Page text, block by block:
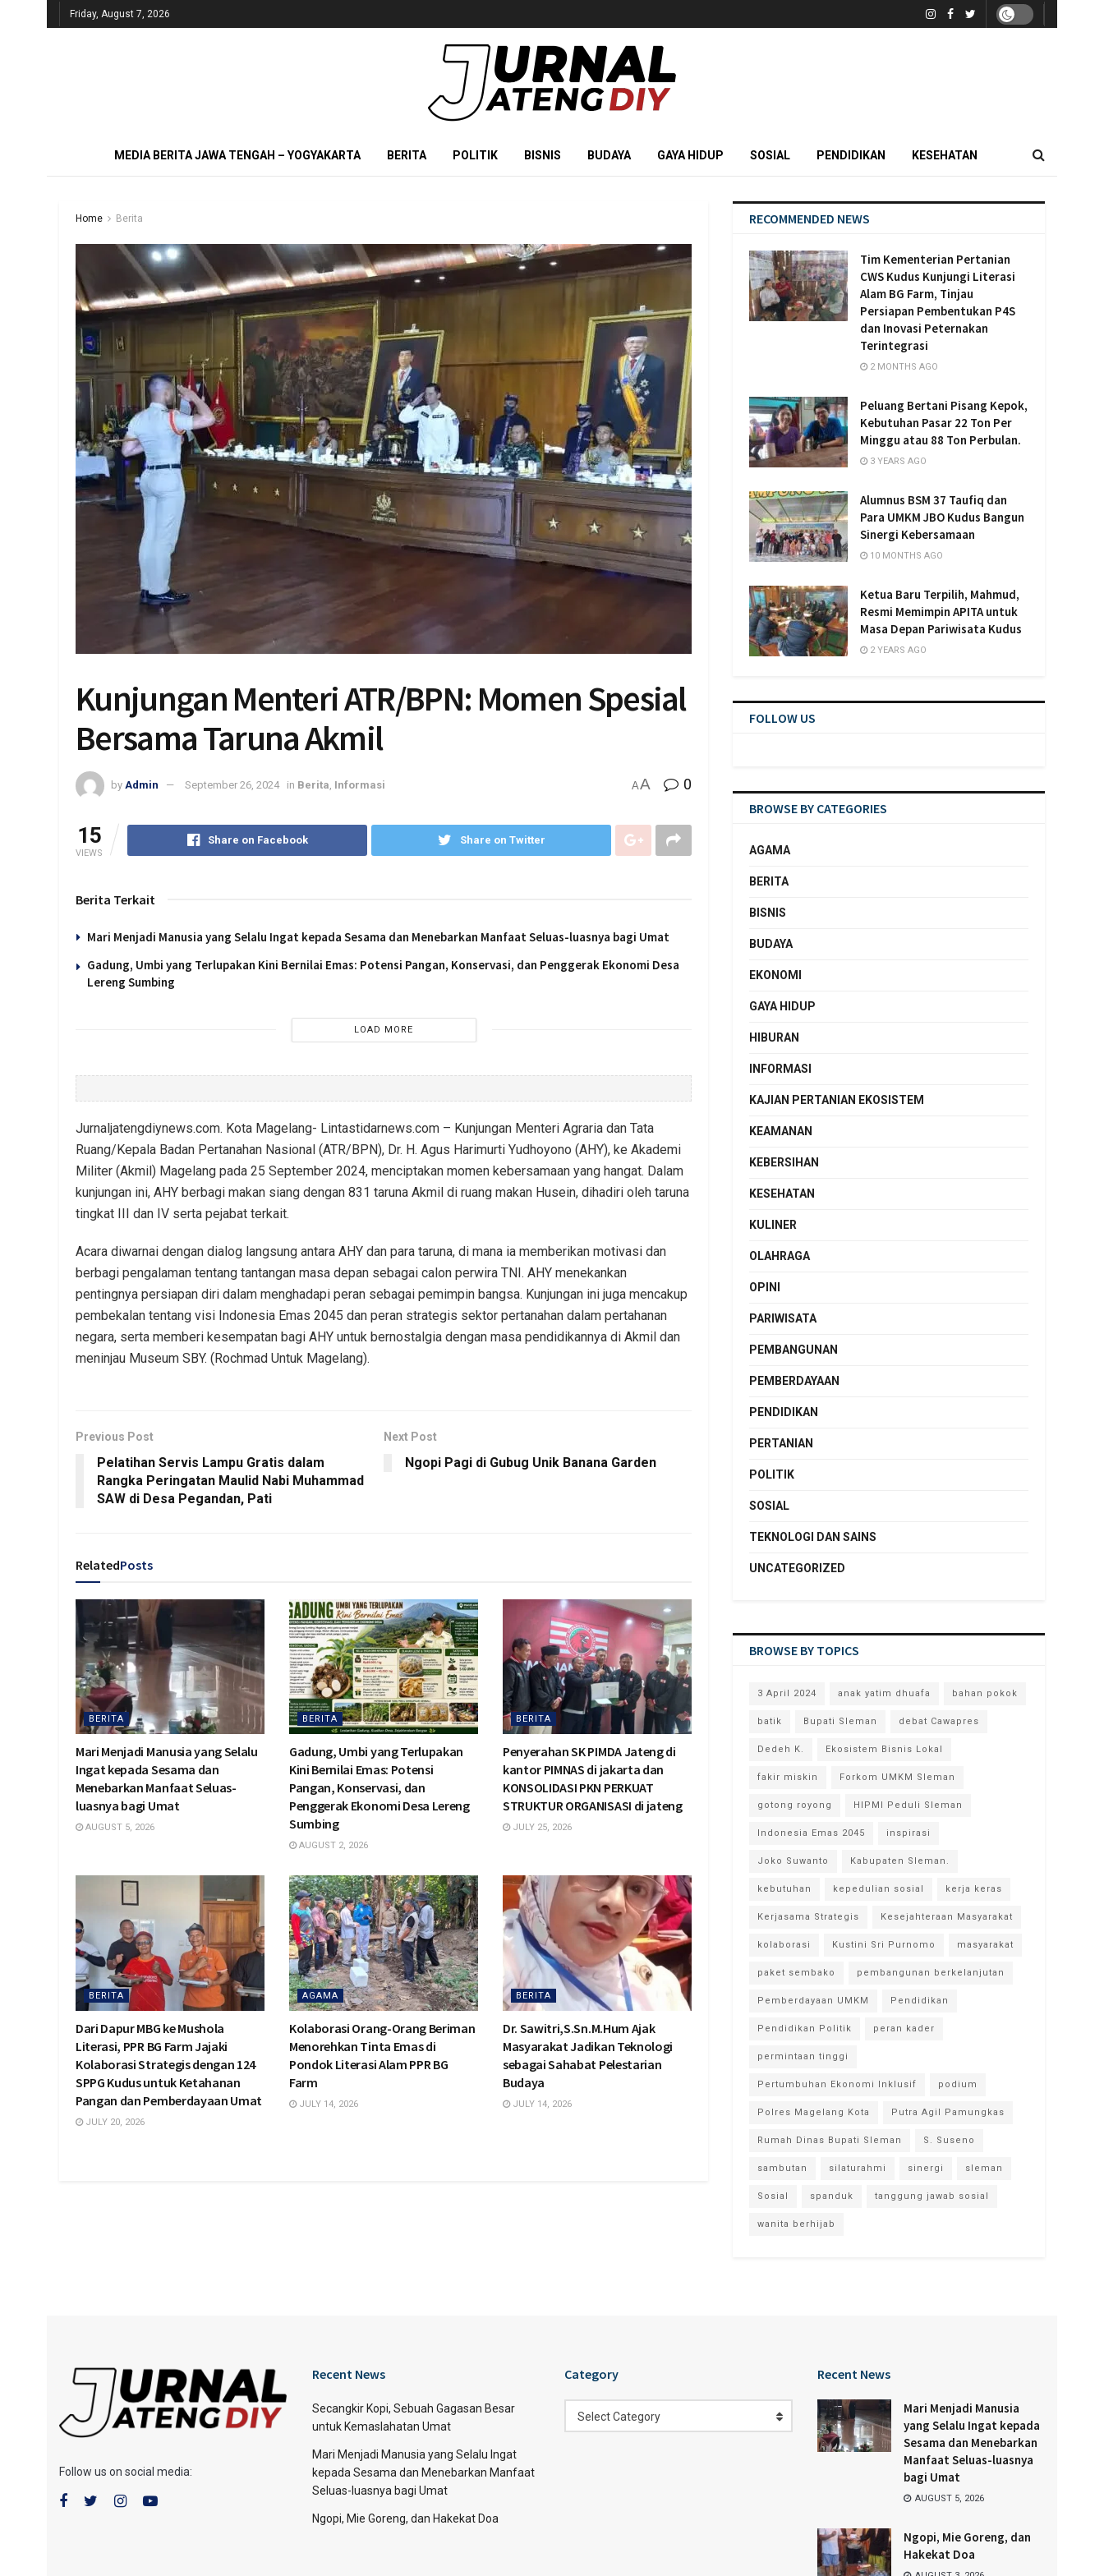
Friday, August 7, 2026
MEDIA BERITA JAWA TENGAH – YOGYAKARTA BERITA POLITIK BISNIS BUDAYA GAYA HIDUP SOSIAL PENDIDIKAN KESEHATAN
Home Berita
Kunjungan Menteri ATR/BPN: Momen Spesial
Bersama Taruna Akmil
by Admin September 26, 2024 in Berita Informasi AA 0
15
VIEWS
Share on Facebook Share on Twitter
Berita Terkait
Mari Menjadi Manusia yang Selalu Ingat kepada Sesama dan Menebarkan Manfaat Seluas-luasnya bagi Umat
Gadung, Umbi yang Terlupakan Kini Bernilai Emas: Potensi Pangan, Konservasi, dan Penggerak Ekonomi Desa
Lereng Sumbing
LOAD MORE
Jurnaljatengdiynews.com. Kota Magelang- Lintastidarnews.com – Kunjungan Menteri Agraria dan Tata
Ruang/Kepala Badan Pertanahan Nasional (ATR/BPN), Dr. H. Agus Harimurti Yudhoyono (AHY), ke Akademi
Militer (Akmil) Magelang pada 25 September 2024, menciptakan momen kebersamaan yang hangat. Dalam
kunjungan ini, AHY berbagi makan siang dengan 831 taruna Akmil di ruang makan Husein, dihadiri oleh taruna
tingkat III dan IV serta pejabat terkait.
Acara diwarnai dengan dialog langsung antara AHY dan para taruna, di mana ia memberikan motivasi dan
berbagi pengalaman tentang tantangan masa depan sebagai calon perwira TNI. AHY menekankan
pentingnya persiapan diri dalam menghadapi peran sebagai pemimpin bangsa. Kunjungan ini juga mencakup
pembekalan tentang visi Indonesia Emas 2045 dan peran strategis sektor pertanahan dalam pertahanan
negara, serta memberi kesempatan bagi AHY untuk bernostalgia dengan masa pendidikannya di Akmil dan
meninjau Museum SBY. (Rochmad Untuk Magelang).
Previous Post
Pelatihan Servis Lampu Gratis dalam
Rangka Peringatan Maulid Nabi Muhammad
SAW di Desa Pegandan, Pati
Next Post
Ngopi Pagi di Gubug Unik Banana Garden
RelatedPosts
BERITA
Mari Menjadi Manusia yang Selalu
Ingat kepada Sesama dan
Menebarkan Manfaat Seluas-
luasnya bagi Umat
AUGUST 5, 2026
BERITA
Gadung, Umbi yang Terlupakan
Kini Bernilai Emas: Potensi
Pangan, Konservasi, dan
Penggerak Ekonomi Desa Lereng
Sumbing
AUGUST 2, 2026
BERITA
Penyerahan SK PIMDA Jateng di
kantor PIMNAS di jakarta dan
KONSOLIDASI PKN PERKUAT
STRUKTUR ORGANISASI di jateng
JULY 25, 2026
BERITA
Dari Dapur MBG ke Mushola
Literasi, PPR BG Farm Jajaki
Kolaborasi Strategis dengan 124
SPPG Kudus untuk Ketahanan
Pangan dan Pemberdayaan Umat
JULY 20, 2026
AGAMA
Kolaborasi Orang-Orang Beriman
Menorehkan Tinta Emas di
Pondok Literasi Alam PPR BG
Farm
JULY 14, 2026
BERITA
Dr. Sawitri,S.Sn.M.Hum Ajak
Masyarakat Jadikan Teknologi
sebagai Sahabat Pelestarian
Budaya
JULY 14, 2026
RECOMMENDED NEWS
Tim Kementerian Pertanian
CWS Kudus Kunjungi Literasi
Alam BG Farm, Tinjau
Persiapan Pembentukan P4S
dan Inovasi Peternakan
Terintegrasi
2 MONTHS AGO
Peluang Bertani Pisang Kepok,
Kebutuhan Pasar 22 Ton Per
Minggu atau 88 Ton Perbulan.
3 YEARS AGO
Alumnus BSM 37 Taufiq dan
Para UMKM JBO Kudus Bangun
Sinergi Kebersamaan
10 MONTHS AGO
Ketua Baru Terpilih, Mahmud,
Resmi Memimpin APITA untuk
Masa Depan Pariwisata Kudus
2 YEARS AGO
FOLLOW US
BROWSE BY CATEGORIES
AGAMA
BERITA
BISNIS
BUDAYA
EKONOMI
GAYA HIDUP
HIBURAN
INFORMASI
KAJIAN PERTANIAN EKOSISTEM
KEAMANAN
KEBERSIHAN
KESEHATAN
KULINER
OLAHRAGA
OPINI
PARIWISATA
PEMBANGUNAN
PEMBERDAYAAN
PENDIDIKAN
PERTANIAN
POLITIK
SOSIAL
TEKNOLOGI DAN SAINS
UNCATEGORIZED
BROWSE BY TOPICS
3 April 2024 anak yatim dhuafa bahan pokok
batik Bupati Sleman debat Cawapres
Dedeh K. Ekosistem Bisnis Lokal
fakir miskin Forkom UMKM Sleman
gotong royong HIPMI Peduli Sleman
Indonesia Emas 2045 inspirasi
Joko Suwanto Kabupaten Sleman.
kebutuhan kepedulian sosial kerja keras
Kerjasama Strategis Kesejahteraan Masyarakat
kolaborasi Kustini Sri Purnomo masyarakat
paket sembako pembangunan berkelanjutan
Pemberdayaan UMKM Pendidikan
Pendidikan Politik peran kader
permintaan tinggi
Pertumbuhan Ekonomi Inklusif podium
Polres Magelang Kota Putra Agil Pamungkas
Rumah Dinas Bupati Sleman S. Suseno
sambutan silaturahmi sinergi sleman
Sosial spanduk tanggung jawab sosial
wanita berhijab
Follow us on social media:
Recent News
Secangkir Kopi, Sebuah Gagasan Besar
untuk Kemaslahatan Umat
Mari Menjadi Manusia yang Selalu Ingat
kepada Sesama dan Menebarkan Manfaat
Seluas-luasnya bagi Umat
Ngopi, Mie Goreng, dan Hakekat Doa
Category
Select Category
Recent News
Mari Menjadi Manusia
yang Selalu Ingat kepada
Sesama dan Menebarkan
Manfaat Seluas-luasnya
bagi Umat
AUGUST 5, 2026
Ngopi, Mie Goreng, dan
Hakekat Doa